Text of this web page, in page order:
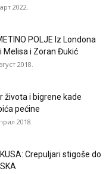
2022.
POLJE Iz Londona
Melisa i Zoran Đukić
2018.
života i bigrene kade
pećine
2018.
Crepuljari stigoše do